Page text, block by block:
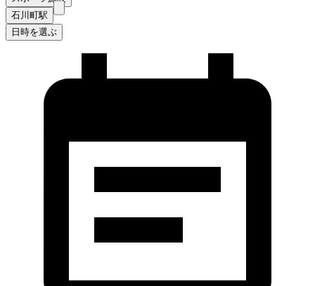
石川町駅
日時を選ぶ